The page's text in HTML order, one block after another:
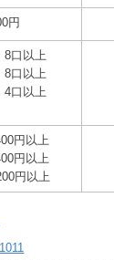
円
以上
以上
以上
円以上
円以上
円以上